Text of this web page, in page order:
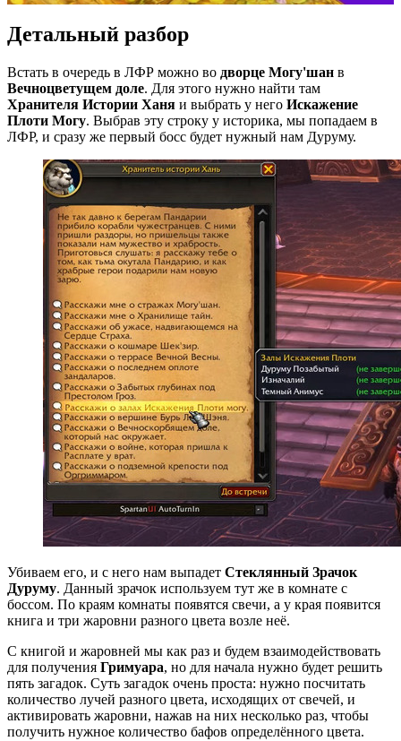
Детальный разбор
Встать в очередь в ЛФР можно во дворце Могу'шан в
Вечноцветущем доле. Для этого нужно найти там
Хранителя Истории Ханя и выбрать у него Искажение
Плоти Могу. Выбрав эту строку у историка, мы попадаем в
ЛФР, и сразу же первый босс будет нужный нам Дуруму.
Убиваем его, и с него нам выпадет Стеклянный Зрачок
Дуруму. Данный зрачок используем тут же в комнате с
боссом. По краям комнаты появятся свечи, а у края появится
книга и три жаровни разного цвета возле неё.
С книгой и жаровней мы как раз и будем взаимодействовать
для получения Гримуара, но для начала нужно будет решить
пять загадок. Суть загадок очень проста: нужно посчитать
количество лучей разного цвета, исходящих от свечей, и
активировать жаровни, нажав на них несколько раз, чтобы
получить нужное количество бафов определённого цвета.